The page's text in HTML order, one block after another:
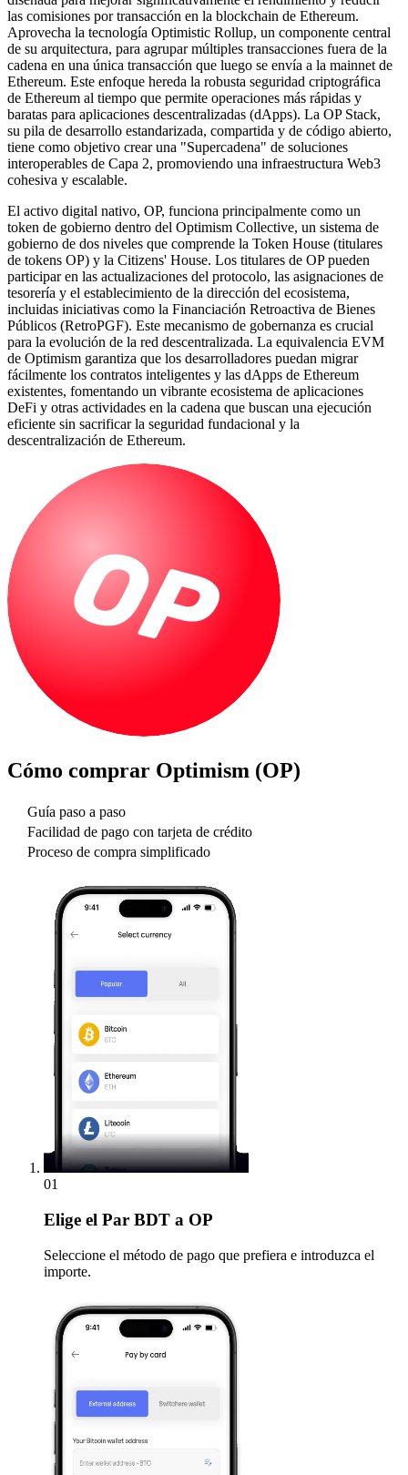
las comisiones por transacción en la blockchain de Ethereum.
Aprovecha la tecnología Optimistic Rollup, un componente central
de su arquitectura, para agrupar múltiples transacciones fuera de la
cadena en una única transacción que luego se envía a la mainnet de
Ethereum. Este enfoque hereda la robusta seguridad criptográfica
de Ethereum al tiempo que permite operaciones más rápidas y
baratas para aplicaciones descentralizadas (dApps). La OP Stack,
su pila de desarrollo estandarizada, compartida y de código abierto,
tiene como objetivo crear una "Supercadena" de soluciones
interoperables de Capa 2, promoviendo una infraestructura Web3
cohesiva y escalable.
El activo digital nativo, OP, funciona principalmente como un
token de gobierno dentro del Optimism Collective, un sistema de
gobierno de dos niveles que comprende la Token House (titulares
de tokens OP) y la Citizens' House. Los titulares de OP pueden
participar en las actualizaciones del protocolo, las asignaciones de
tesorería y el establecimiento de la dirección del ecosistema,
incluidas iniciativas como la Financiación Retroactiva de Bienes
Públicos (RetroPGF). Este mecanismo de gobernanza es crucial
para la evolución de la red descentralizada. La equivalencia EVM
de Optimism garantiza que los desarrolladores puedan migrar
fácilmente los contratos inteligentes y las dApps de Ethereum
existentes, fomentando un vibrante ecosistema de aplicaciones
DeFi y otras actividades en la cadena que buscan una ejecución
eficiente sin sacrificar la seguridad fundacional y la
descentralización de Ethereum.
Cómo comprar Optimism (OP)
Guía paso a paso
Facilidad de pago con tarjeta de crédito
Proceso de compra simplificado
01
Elige el Par BDT a OP
Seleccione el método de pago que prefiera e introduzca el
importe.